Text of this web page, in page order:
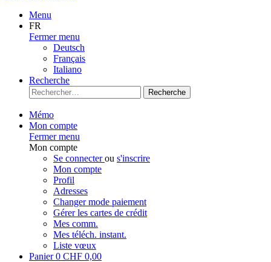
Menu
FR
Fermer menu
Deutsch
Français
Italiano
Recherche
Recherche
Mémo
Mon compte
Fermer menu
Mon compte
Se connecterou s'inscrire
Mon compte
Profil
Adresses
Changer mode paiement
Gérer les cartes de crédit
Mes comm.
Mes téléch. instant.
Liste vœux
Panier0 CHF 0,00